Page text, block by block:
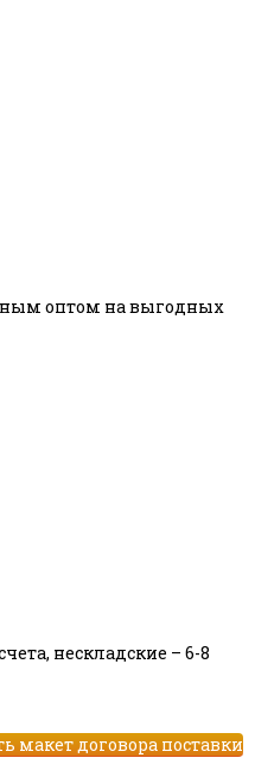
оптом на выгодных
нескладские – 6-8
макет договора поставки